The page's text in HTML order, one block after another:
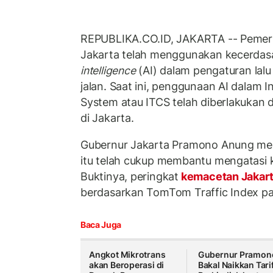
REPUBLIKA.CO.ID, JAKARTA --
Jakarta telah menggunakan
intelligence(AI) dalam pengaturan
jalan. Saat ini, penggunaan AI dalam
System atau ITCS telah diberlakukan
di Jakarta.
Gubernur Jakarta Pramono Anung
itu telah cukup membantu mengatasi
Buktinya, peringkat kemacetan
berdasarkan TomTom Traffic Index
Baca Juga
Angkot Mikrotrans
akan Beroperasi di
Gubernur
Bakal Naikkan